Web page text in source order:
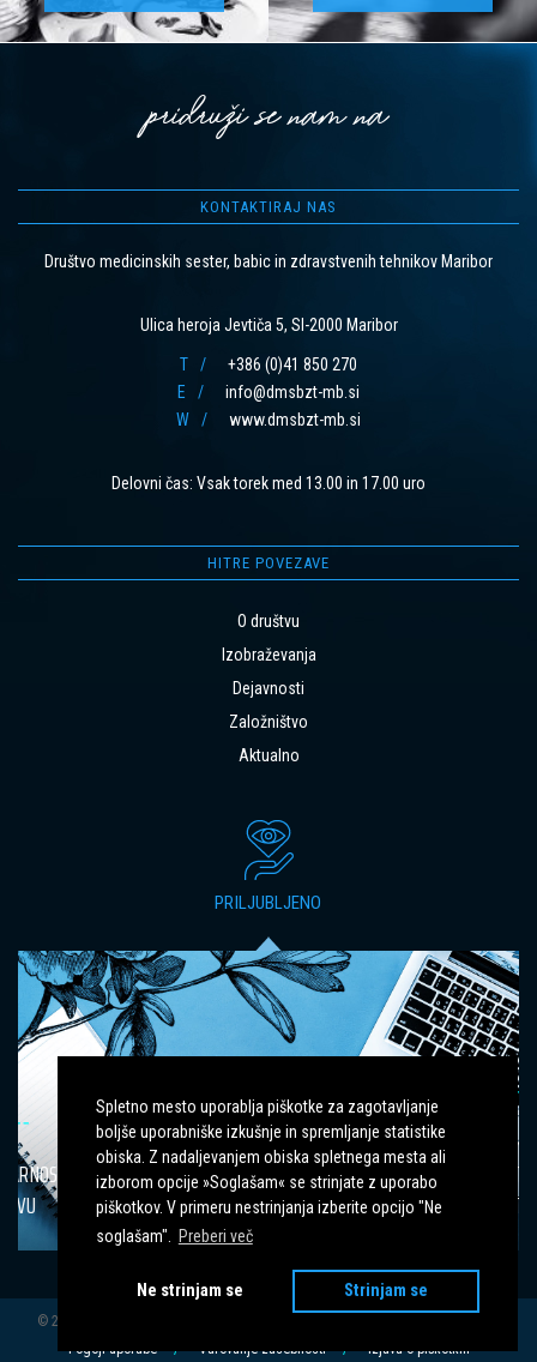
Spletno mesto uporablja piškotke za zagotavljanje
boljše uporabniške izkušnje in spremljanje statistike
obiska. Z nadaljevanjem obiska spletnega mesta ali
izborom opcije »Soglašam« se strinjate z uporabo
piškotkov. V primeru nestrinjanja izberite opcijo "Ne
soglašam".
Preberi več
Ne strinjam se Strinjam se
pridruži se nam na
KONTAKTIRAJ NAS
Društvo medicinskih sester, babic in zdravstvenih tehnikov Maribor
Ulica heroja Jevtiča 5, SI-2000 Maribor
T
+386 (0)41 850 270
E
info@dmsbzt-mb.si
W
www.dmsbzt-mb.si
Delovni čas: Vsak torek med 13.00 in 17.00 uro
HITRE POVEZAVE
O društvu
Izobraževanja
Dejavnosti
Založništvo
Aktualno
PRILJUBLJENO
IZZIVI PRI KOMUNIKACIJI S TUJE
GOVOREČIMI PACIENTI: STROKOVNI
POSVET
© 2001-2026 DMSBZT Maribor. Vse pravice pridržane. Izdelava
Pogoji uporabe
Varovanje zasebnosti Izjava o piškotkih